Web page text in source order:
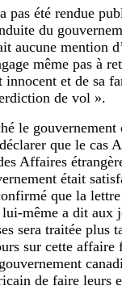
pas été rendue
du
aucune mention
même pas à
innocent et de sa
de vol ».
le
que le cas
Affaires
était
que la
lui-même a dit aux
sera traitée plus
sur cette affaire
de faire leurs